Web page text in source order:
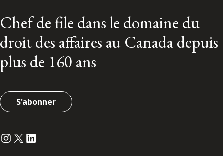
Chef de file dans le domaine du
droit des affaires au Canada depuis
plus de 160 ans
S'abonner
Instagram
Twitter
LinkedIn